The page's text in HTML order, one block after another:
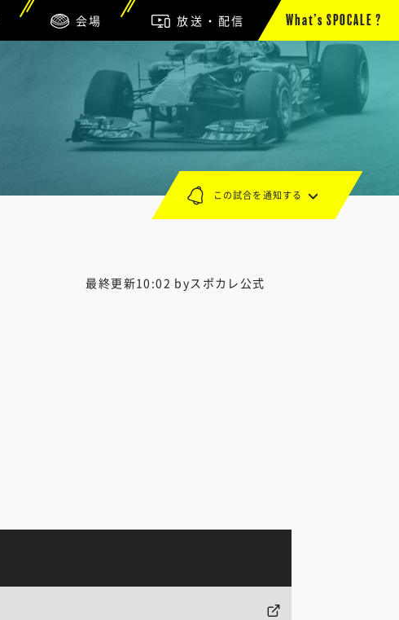
会場 放送・配信 What’s SPOCALE ?
最終更新10:02 byスポカレ公式
この試合を通知する